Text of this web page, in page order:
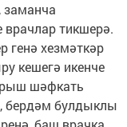
заманча
тикшерә.
генә хезмәткәр
кешегә икенче
шәфкать
бердәм булдыклы